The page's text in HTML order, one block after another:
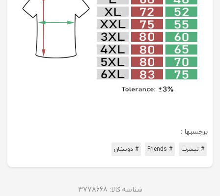
برچسبها :
# تیشرت # Friends # دوستان
شناسه کالا: 3778668